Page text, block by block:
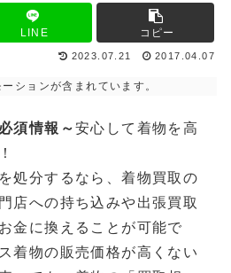
LINE コピー
2023.07.21 2017.04.07
ションが含まれています。
須情報～安心して着物を高
処分するなら、着物買取の
店への持ち込みや出張買取
金に換えることが可能で
着物の販売価格が高くない